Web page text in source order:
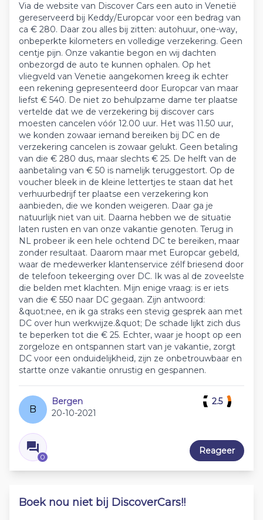
Via de website van Discover Cars een auto in Venetië
gereserveerd bij Keddy/Europcar voor een bedrag van
ca € 280. Daar zou alles bij zitten: autohuur, one-way,
onbeperkte kilometers en volledige verzekering. Geen
centje pijn. Onze vakantie begon en wij dachten
onbezorgd de auto te kunnen ophalen. Op het
vliegveld van Venetie aangekomen kreeg ik echter
een rekening gepresenteerd door Europcar van maar
liefst € 540. De niet zo behulpzame dame ter plaatse
vertelde dat we de verzekering bij discover cars
moesten cancelen vóór 12.00 uur. Het was 11.50 uur,
we konden zowaar iemand bereiken bij DC en de
verzekering cancelen is zowaar gelukt. Geen betaling
van die € 280 dus, maar slechts € 25. De helft van de
aanbetaling van € 50 is namelijk teruggestort. Op de
voucher bleek in de kleine lettertjes te staan dat het
verhuurbedrijf ter plaatse een verzekering kon
aanbieden, die we konden weigeren. Daar ga je
natuurlijk niet van uit. Daarna hebben we de situatie
laten rusten en van onze vakantie genoten. Terug in
NL probeer ik een hele ochtend DC te bereiken, maar
zonder resultaat. Daarom maar met Europcar gebeld,
waar de medewerker klantenservice zélf briesend door
de telefoon tekeerging over DC. Ik was al de zoveelste
die belden met klachten. Mijn enige vraag: is er iets
van die € 550 naar DC gegaan. Zijn antwoord:
&quot;nee, en ik ga straks een stevig gesprek aan met
DC over hun werkwijze.&quot; De schade lijkt zich dus
te beperken tot die € 25. Echter, waar je hoopt op een
zorgeloze en ontspannen start van je vakantie, zorgt
DC voor een onduidelijkheid, zijn ze onbetrouwbaar en
startte onze vakantie onrustig en gespannen.
B
Bergen
20-10-2021
0
2.5
Reageer
Boek nou niet bij DiscoverCars!!